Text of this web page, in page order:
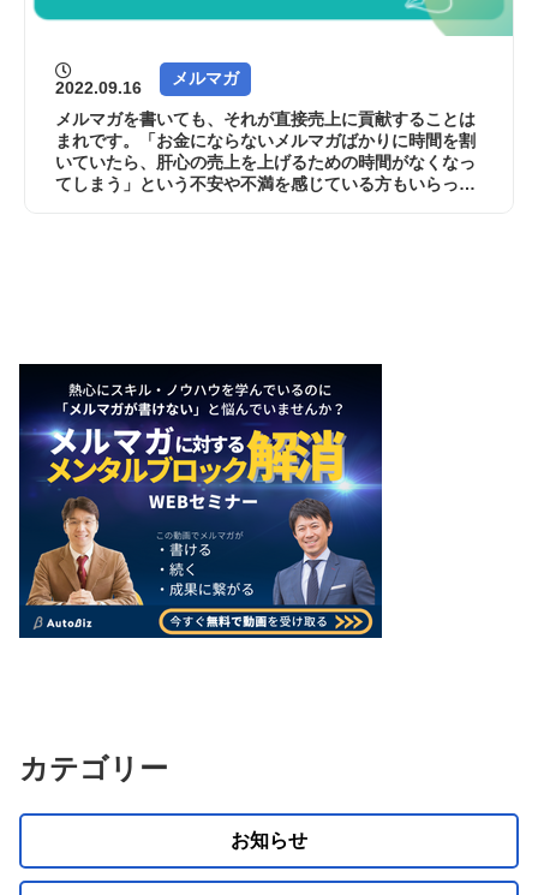
2022.09.16 メルマガ
メルマガを書いても、それが直接売上に貢献することは
まれです。「お金にならないメルマガばかりに時間を割
いていたら、肝心の売上を上げるための時間がなくなっ
てしまう」という不安や不満を感じている方もいらっし
カテゴリー
お知らせ